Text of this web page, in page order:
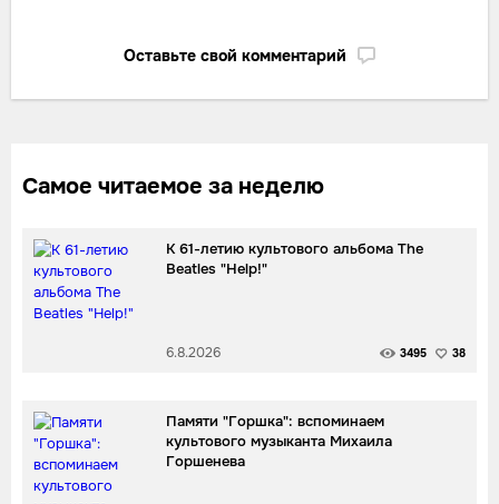
Оставьте свой комментарий
Самое читаемое за неделю
К 61-летию культового альбома The
Beatles "Help!"
6.8.2026 3495 38
Памяти "Горшка": вспоминаем
культового музыканта Михаила
Горшенева